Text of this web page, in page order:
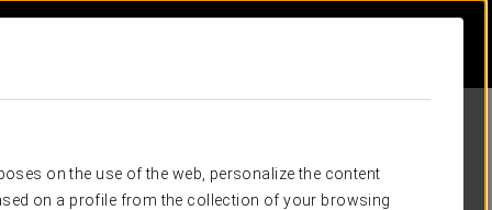
on the use of the web, personalize the content
on a profile from the collection of your browsing